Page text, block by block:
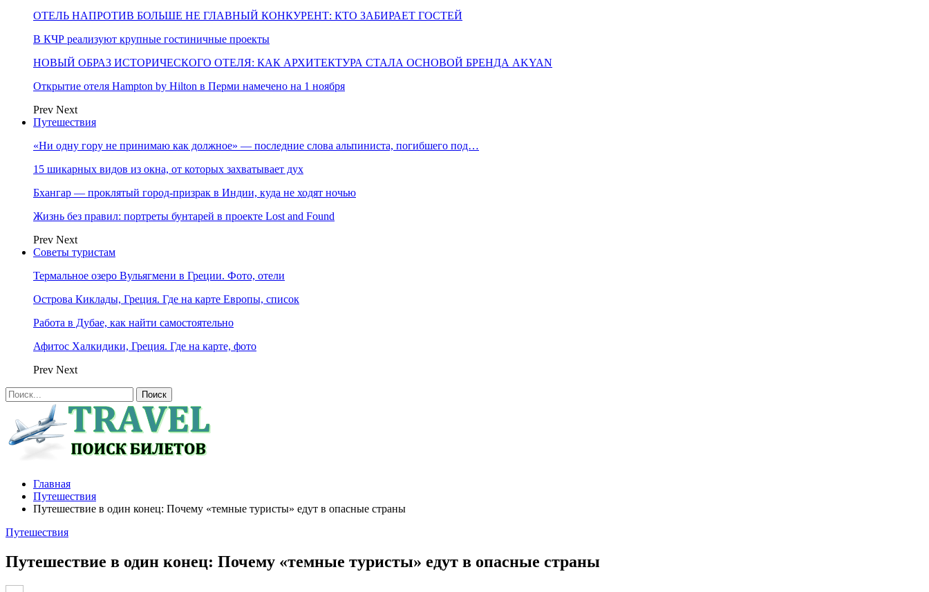
ОТЕЛЬ НАПРОТИВ БОЛЬШЕ НЕ ГЛАВНЫЙ КОНКУРЕНТ: КТО ЗАБИРАЕТ ГОСТЕЙ
В КЧР реализуют крупные гостиничные проекты
НОВЫЙ ОБРАЗ ИСТОРИЧЕСКОГО ОТЕЛЯ: КАК АРХИТЕКТУРА СТАЛА ОСНОВОЙ БРЕНДА AKYAN
Открытие отеля Hampton by Hilton в Перми намечено на 1 ноября
Prev Next
Путешествия
«Ни одну гору не принимаю как должное» — последние слова альпиниста, погибшего под…
15 шикарных видов из окна, от которых захватывает дух
Бхангар — проклятый город-призрак в Индии, куда не ходят ночью
Жизнь без правил: портреты бунтарей в проекте Lost and Found
Prev Next
Советы туристам
Термальное озеро Вульягмени в Греции. Фото, отели
Острова Киклады, Греция. Где на карте Европы, список
Работа в Дубае, как найти самостоятельно
Афитос Халкидики, Греция. Где на карте, фото
Prev Next
Главная
Путешествия
Путешествие в один конец: Почему «темные туристы» едут в опасные страны
Путешествия
Путешествие в один конец: Почему «темные туристы» едут в опасные страны